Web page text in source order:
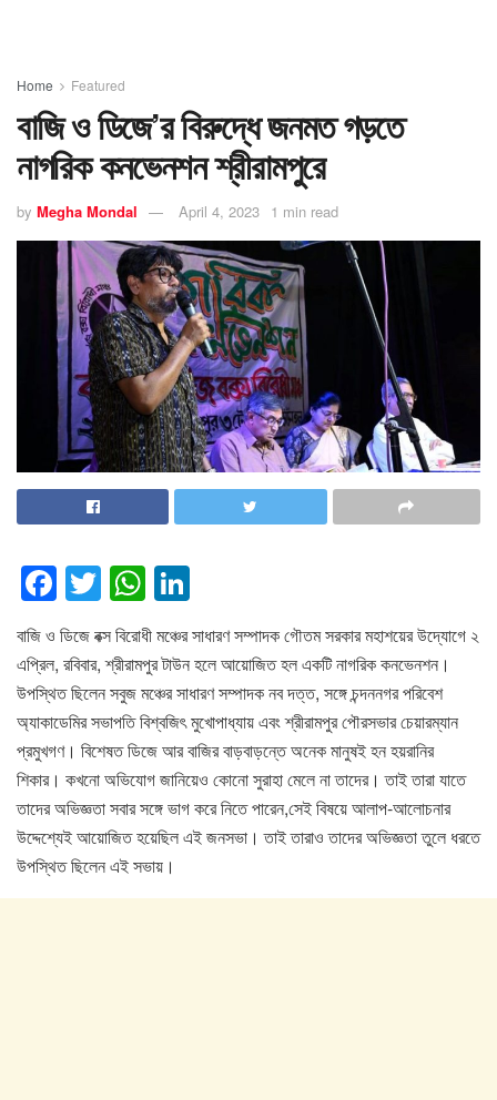
Home Featured
বাজি ও ডিজে’র বিরুদ্ধে জনমত গড়তে
নাগরিক কনভেনশন শ্রীরামপুরে
by Megha Mondal April 4, 2023 1 min read
F
a
c
e
b
o
o
k
T
wi
tt
er
W
h
at
s
A
p
p
n
k
e
dI
n
বাজি ও ডিজে বক্স বিরোধী মঞ্চের সাধারণ সম্পাদক গৌতম সরকার মহাশয়ের উদ্যোগে ২
এপ্রিল, রবিবার, শ্রীরামপুর টাউন হলে আয়োজিত হল একটি নাগরিক কনভেনশন।
উপস্থিত ছিলেন সবুজ মঞ্চের সাধারণ সম্পাদক নব দত্ত, সঙ্গে চন্দননগর পরিবেশ
অ্যাকাডেমির সভাপতি বিশ্বজিৎ মুখোপাধ্যায় এবং শ্রীরামপুর পৌরসভার চেয়ারম্যান
প্রমুখগণ। বিশেষত ডিজে আর বাজির বাড়বাড়ন্তে অনেক মানুষই হন হয়রানির
শিকার। কখনো অভিযোগ জানিয়েও কোনো সুরাহা মেলে না তাদের। তাই তারা যাতে
তাদের অভিজ্ঞতা সবার সঙ্গে ভাগ করে নিতে পারেন,সেই বিষয়ে আলাপ-আলোচনার
উদ্দেশ্যেই আয়োজিত হয়েছিল এই জনসভা। তাই তারাও তাদের অভিজ্ঞতা তুলে ধরতে
উপস্থিত ছিলেন এই সভায়।